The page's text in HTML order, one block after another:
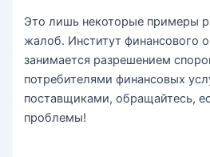
Это лишь некоторые примеры
жалоб. Институт финансового
занимается разрешением
потребителями финансовых
поставщиками, обращайтесь,
проблемы!